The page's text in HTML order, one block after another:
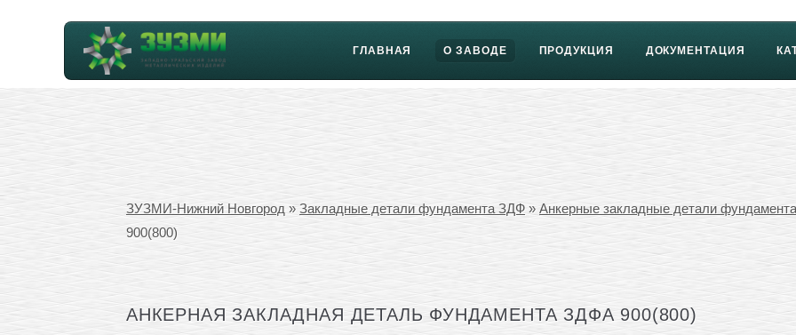
ГЛАВНАЯ О ЗАВОДЕ ПРОДУКЦИЯ ДОКУМЕНТАЦИЯ
ЗУЗМИ-Нижний Новгород »Закладные детали фундамента ЗДФ » Анкерные закладные детали
900(800)
АНКЕРНАЯ ЗАКЛАДНАЯ ДЕТАЛЬ ФУНДАМЕНТА ЗДФА 900(800)